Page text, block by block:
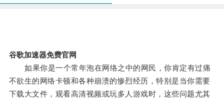
谷歌加速器免费官网
如果你是一个常年泡在网络之中的网民，你肯定有过痛
不欲生的网络卡顿和各种崩溃的惨烈经历，特别是当你需要
下载大文件，观看高清视频或玩多人游戏时，这些问题尤其